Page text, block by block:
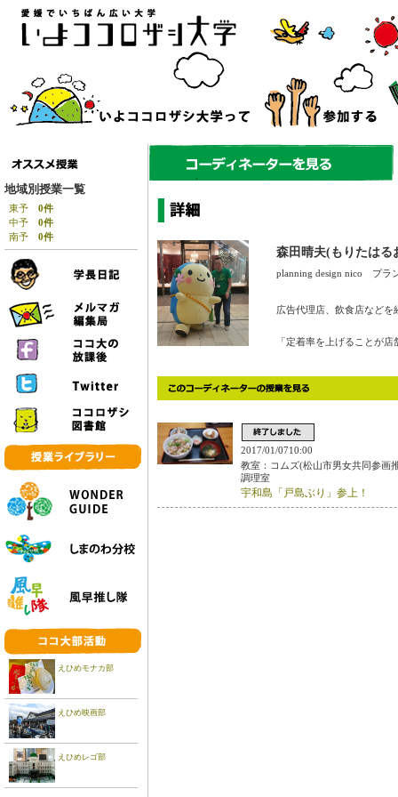
地域別授業一覧
東予 0件
中予 0件
南予 0件
えひめモナカ部
えひめ映画部
えひめレゴ部
森田晴夫(もりたはる
planning design nico プラ
広告代理店、飲食店など
「定着率を上げることが
2017/01/0710:00
教室：コムズ(松山市男女共同参画
調理室
宇和島「戸島ぶり」参上！